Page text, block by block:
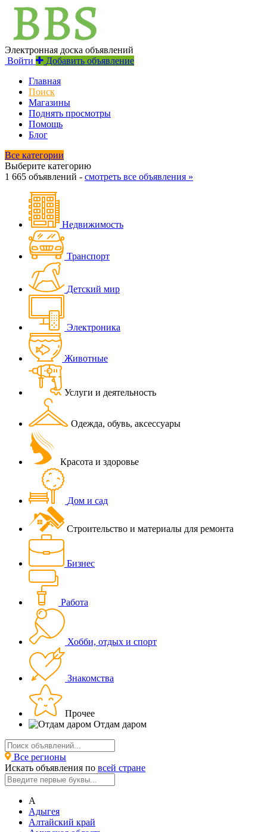
Электронная доска объявлений
Войти
Добавить объявление
Главная
Поиск
Магазины
Поднять просмотры
Помощь
Блог
Все категории
Выберите категорию
1 665 объявлений - смотреть все объявления »
Недвижимость
Транспорт
Детский мир
Электроника
Животные
Услуги и деятельность
Одежда, обувь, аксессуары
Красота и здоровье
Дом и сад
Строительство и материалы для ремонта
Бизнес
Работа
Хобби, отдых и спорт
Знакомства
Прочее
Отдам даром
Все регионы
Искать объявления по всей стране
А
Адыгея
Алтайский край